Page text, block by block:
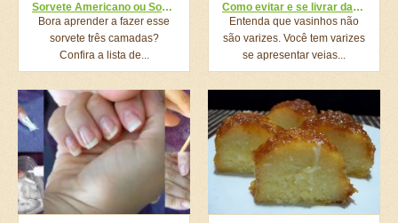
Sorvete Americano ou Sorvete Três Camadas
Bora aprender a fazer esse
sorvete três camadas?
Confira a lista de...
Como evitar e se livrar das varizes?
Entenda que vasinhos não
são varizes. Você tem varizes
se apresentar veias...